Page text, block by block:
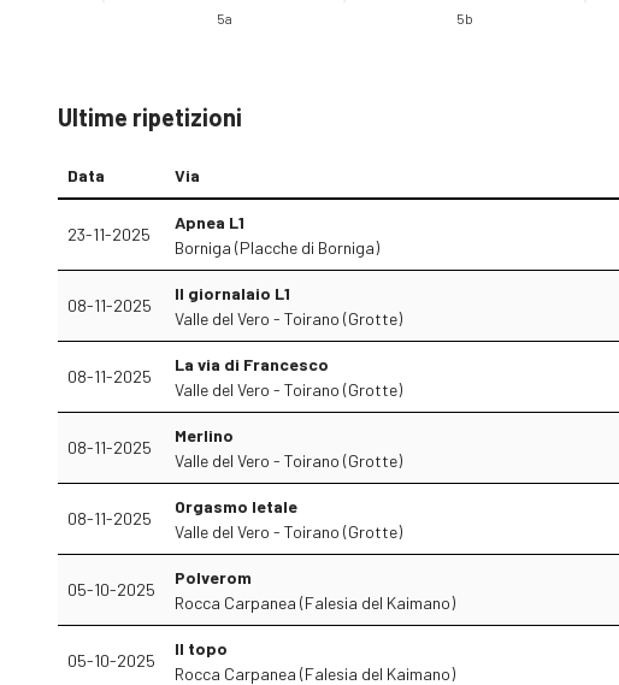
5a 5b
Ultime ripetizioni
Data Via
23-11-2025
Apnea L1
Borniga (Placche di Borniga)
08-11-2025
Il giornalaio L1
Valle del Vero - Toirano (Grotte)
08-11-2025
La via di Francesco
Valle del Vero - Toirano (Grotte)
08-11-2025
Merlino
Valle del Vero - Toirano (Grotte)
08-11-2025
Orgasmo letale
Valle del Vero - Toirano (Grotte)
05-10-2025
Polverom
Rocca Carpanea (Falesia del Kaimano)
05-10-2025
Il topo
Rocca Carpanea (Falesia del Kaimano)